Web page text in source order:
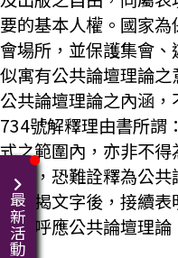
要的基本人權。國家
會場所，並保護集會
似寓有公共論壇理論
公共論壇理論之內涵
734號解釋理由書所謂
式之範圍內，亦非不
曖昧，恐難詮釋為公
於首揭文字後，接續
本上呼應公共論壇理
最新活動